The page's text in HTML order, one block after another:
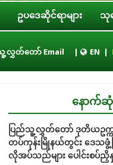
ဥပဒေဆိုင်ရာများ သု
ဒေသကြီး/ပြည်နယ် အစိုးရအဖွဲ့
လွှတ်တော် Email | EN |
နောက်ဆုံ
ပြည်သူ့လွှတ်တော် ဒုတိယဥက္ကဋ္ဌ
တပ်ကုန်းမြိုနယ်တွင်း ဒေသဖွံ့ဖြို
လိုအပ်သည်များ ပေါင်းစပ်ညှိနှို